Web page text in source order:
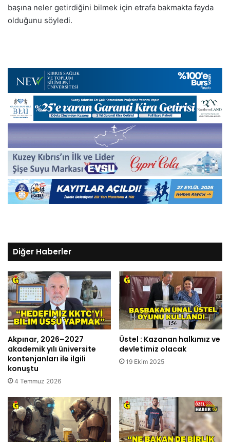
başına neler getirdiğini bilmek için etrafa bakmakta fayda
olduğunu söyledi.
Diğer Haberler
Akpınar, 2026–2027
akademik yılı üniversite
kontenjanları ile ilgili
konuştu
4 Temmuz 2026
Üstel : Kazanan halkımız ve
devletimiz olacak
19 Ekim 2025